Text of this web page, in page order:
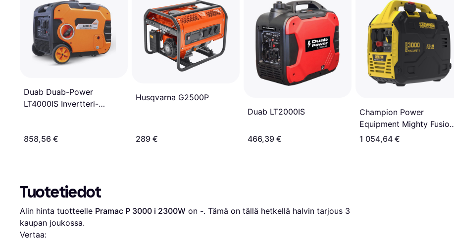
Duab Duab-Power
LT4000IS Invertteri-
858,56 €
Husqvarna G2500P
289 €
Duab LT2000IS
466,39 €
Champion Power
Equipment Mighty Fusion
3000W
1 054,64 €
Tuotetiedot
Alin hinta tuotteelle Pramac P 3000 i 2300W on -. Tämä on tällä hetkellä halvin tarjous 3
kaupan joukossa.
Vertaa: